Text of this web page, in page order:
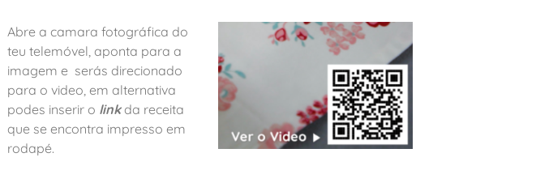
Abre a camara fotográfica do
teu telemóvel, aponta para a
imagem e serás direcionado
para o video, em alternativa
podes inserir o linkda receita
que se encontra impresso em
rodapé.